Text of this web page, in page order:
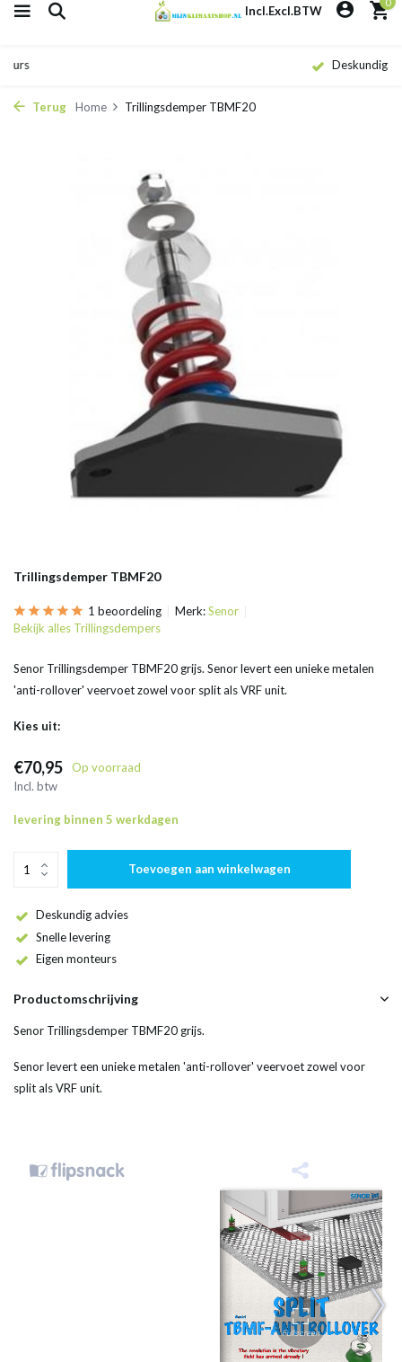
Incl.Excl.BTW
Terug Home Trillingsdemper TBMF20
Trillingsdemper TBMF20
1 beoordeling Merk:Senor
Bekijk alles Trillingsdempers
Senor Trillingsdemper TBMF20 grijs. Senor levert een unieke metalen
'anti-rollover' veervoet zowel voor split als VRF unit.
Kies uit:
€70,95
Op voorraad
Incl. btw
levering binnen 5 werkdagen
Toevoegen aan winkelwagen
Deskundig advies
Snelle levering
Eigen monteurs
Productomschrijving
Senor Trillingsdemper TBMF20 grijs.
Senor levert een unieke metalen 'anti-rollover' veervoet zowel voor
split als VRF unit.